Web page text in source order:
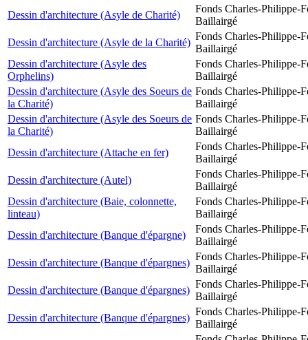
Dessin d'architecture (Asyle de Charité)
Fonds Charles-Philippe-
Baillairgé
Dessin d'architecture (Asyle de la Charité)
Fonds Charles-Philippe-
Baillairgé
Dessin d'architecture (Asyle des
Orphelins)
Fonds Charles-Philippe-
Baillairgé
Dessin d'architecture (Asyle des Soeurs de
la Charité)
Fonds Charles-Philippe-
Baillairgé
Dessin d'architecture (Asyle des Soeurs de
la Charité)
Fonds Charles-Philippe-
Baillairgé
Dessin d'architecture (Attache en fer)
Fonds Charles-Philippe-
Baillairgé
Dessin d'architecture (Autel)
Fonds Charles-Philippe-
Baillairgé
Dessin d'architecture (Baie, colonnette,
linteau)
Fonds Charles-Philippe-
Baillairgé
Dessin d'architecture (Banque d'épargne)
Fonds Charles-Philippe-
Baillairgé
Dessin d'architecture (Banque d'épargnes)
Fonds Charles-Philippe-
Baillairgé
Dessin d'architecture (Banque d'épargnes)
Fonds Charles-Philippe-
Baillairgé
Dessin d'architecture (Banque d'épargnes)
Fonds Charles-Philippe-
Baillairgé